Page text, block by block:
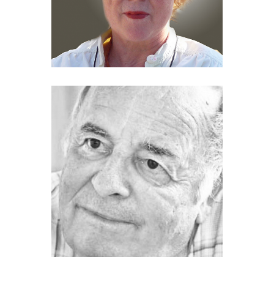
MEMBRU ONORIFIC
POST-MORTEM PROF.
DR. IOAN BRADU
IAMANDESCU